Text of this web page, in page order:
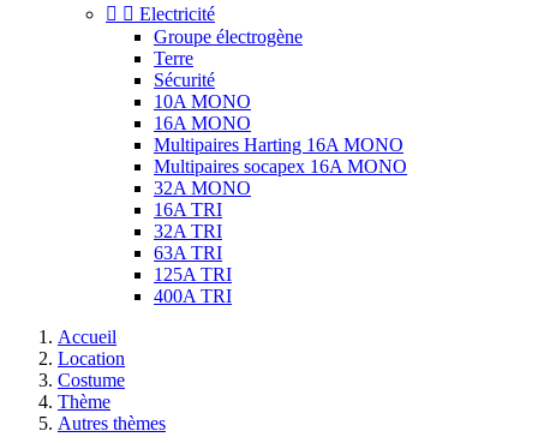
  Electricité
Groupe électrogène
Terre
Sécurité
10A MONO
16A MONO
Multipaires Harting 16A MONO
Multipaires socapex 16A MONO
32A MONO
16A TRI
32A TRI
63A TRI
125A TRI
400A TRI
Accueil
Location
Costume
Thème
Autres thèmes